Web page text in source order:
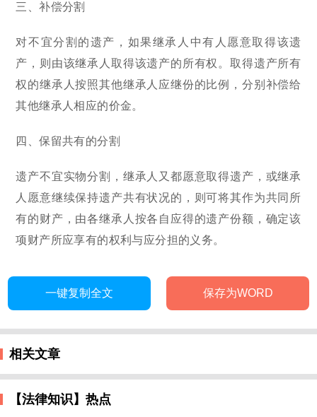
三、补偿分割
对不宜分割的遗产，如果继承人中有人愿意取得该遗
产，则由该继承人取得该遗产的所有权。取得遗产所有
权的继承人按照其他继承人应继份的比例，分别补偿给
其他继承人相应的价金。
四、保留共有的分割
遗产不宜实物分割，继承人又都愿意取得遗产，或继承
人愿意继续保持遗产共有状况的，则可将其作为共同所
有的财产，由各继承人按各自应得的遗产份额，确定该
项财产所应享有的权利与应分担的义务。
一键复制全文 保存为WORD
相关文章
【法律知识】热点